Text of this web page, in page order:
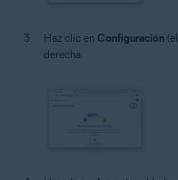
Haz clic en Configuración
derecha.